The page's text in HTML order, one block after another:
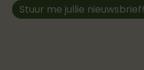
Stuur me jullie nieuwsbrief!